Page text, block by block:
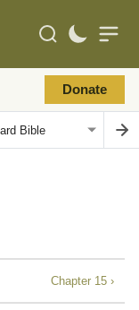
Donate
Chapter 15 ›